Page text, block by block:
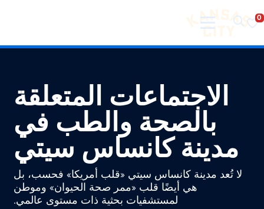
تفضل بزيارة مدينة كانساس سيتي
الاجتماعات المتعلقة
بالصحة والطب في
مدينة كانساس سيتي
لا تُعد مدينة كانساس سيتي «قلب أمريكا» فحسب، بل
هي أيضًا قلب «ممر صحة الحيوان» وموطن
لمستشفيات بحثية ذات مستوى عالمي.